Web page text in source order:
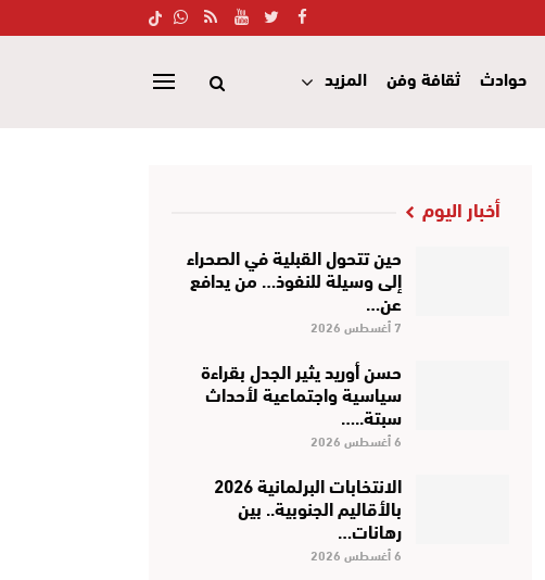
حوادث ثقافة وفن المزيد
أخبار اليوم
حين تتحول القبلية في الصحراء
إلى وسيلة للنفوذ… من يدافع
عن…
7 أغسطس 2026
حسن أوريد يثير الجدل بقراءة
سياسية واجتماعية لأحداث
سبتة..…
6 أغسطس 2026
الانتخابات البرلمانية 2026
بالأقاليم الجنوبية.. بين
رهانات…
6 أغسطس 2026